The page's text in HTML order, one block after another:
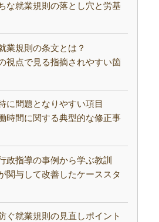
な就業規則の落とし穴と労基
業規則の条文とは？
視点で見る指摘されやすい箇
に問題となりやすい項目
時間に関する典型的な修正事
政指導の事例から学ぶ教訓
関与して改善したケーススタ
ぐ就業規則の見直しポイント